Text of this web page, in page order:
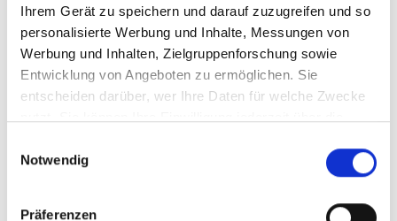
Ihrem Gerät zu speichern und darauf zuzugreifen und so
personalisierte Werbung und Inhalte, Messungen von
Werbung und Inhalten, Zielgruppenforschung sowie
Entwicklung von Angeboten zu ermöglichen. Sie
entscheiden darüber, wer Ihre Daten für welche Zwecke
Trigger Symbol ändern oder widerrufen
Notwendig
Präferenzen